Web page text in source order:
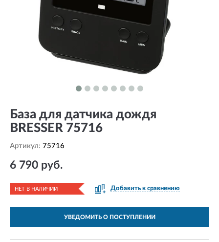
База для датчика дождя
BRESSER 75716
Артикул: 75716
6 790 руб.
НЕТ В НАЛИЧИИ Добавить к сравнению
УВЕДОМИТЬ О ПОСТУПЛЕНИИ